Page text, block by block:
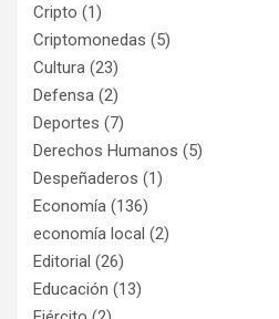
Cripto (1)
Criptomonedas (5)
Cultura (23)
Defensa (2)
Deportes (7)
Derechos Humanos (5)
Despeñaderos (1)
Economía (136)
economía local (2)
Editorial (26)
Educación (13)